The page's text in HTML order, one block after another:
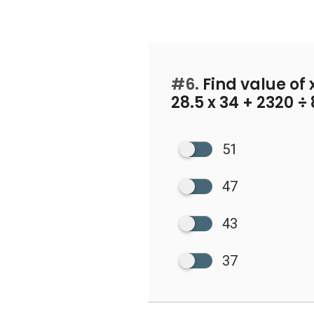
#6. Find value of
28.5 x 34 + 2320
51
47
43
37